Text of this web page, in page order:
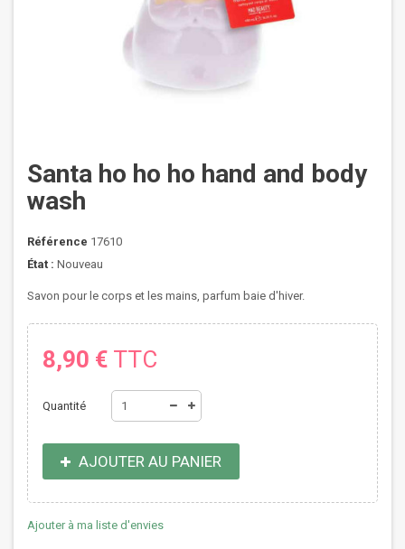
Santa ho ho ho hand and body
wash
Référence 17610
État : Nouveau
Savon pour le corps et les mains, parfum baie d'hiver.
8,90 € TTC
Quantité
AJOUTER AU PANIER
Ajouter à ma liste d'envies